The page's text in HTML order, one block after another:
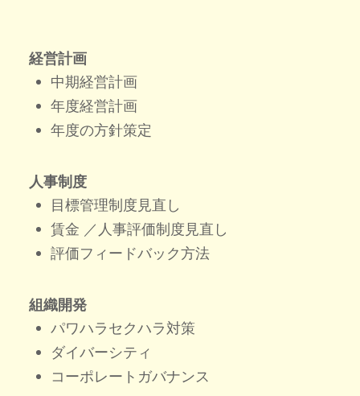
経営計画
中期経営計画
年度経営計画
年度の方針策定
人事制度
目標管理制度見直し
賃金 ／人事評価制度見直し
評価フィードバック方法
組織開発
パワハラセクハラ対策
ダイバーシティ
コーポレートガバナンス